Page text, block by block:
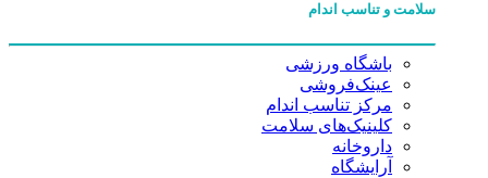
سلامت و تناسب اندام
باشگاه ورزشی
عینک‌فروشی
مرکز تناسب اندام
کلینیک‌های سلامت
داروخانه
آرایشگاه